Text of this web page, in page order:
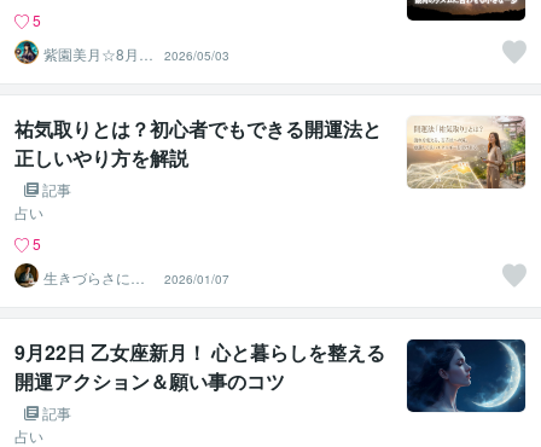
5
紫園美月☆8月3
1日迄夏休み企画
親子♡
2026/05/03
祐気取りとは？初心者でもできる開運法と
正しいやり方を解説
記事
占い
5
生きづらさに寄
り添う九星気学
鑑定士
2026/01/07
9月22日 乙女座新月！ 心と暮らしを整える
開運アクション＆願い事のコツ
記事
占い